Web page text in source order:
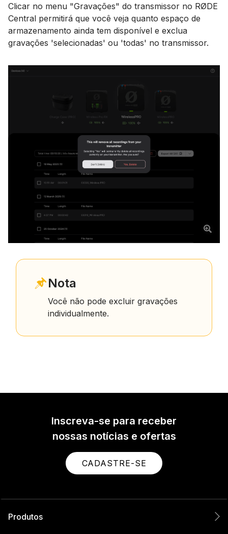
Clicar no menu "Gravações" do transmissor no RØDE
Central permitirá que você veja quanto espaço de
armazenamento ainda tem disponível e exclua
gravações 'selecionadas' ou 'todas' no transmissor.
Nota
Você não pode excluir gravações
individualmente.
Inscreva-se para receber
nossas notícias e ofertas
CADASTRE-SE
Produtos